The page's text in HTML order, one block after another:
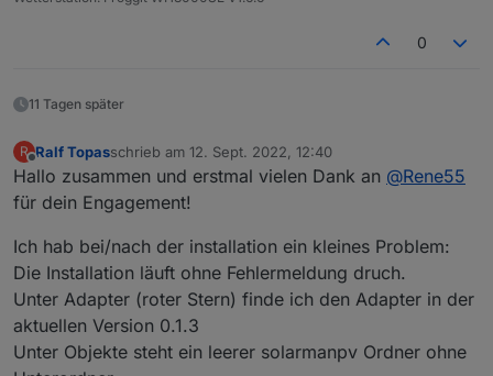
0
11 Tagen später
R
Offline
Ralf Topasschrieb am 12. Sept. 2022, 12:40
zuletzt editiert von
Hallo zusammen und erstmal vielen Dank an @Rene55
für dein Engagement!
Ich hab bei/nach der installation ein kleines Problem:
Die Installation läuft ohne Fehlermeldung druch.
Unter Adapter (roter Stern) finde ich den Adapter in der
aktuellen Version 0.1.3
Unter Objekte steht ein leerer solarmanpv Ordner ohne